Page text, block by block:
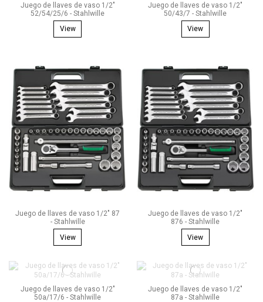
Juego de llaves de vaso 1/2"
52/54/25/6 - Stahlwille
View
Juego de llaves de vaso 1/2"
50/43/7 - Stahlwille
View
Juego de llaves de vaso 1/2" 87
- Stahlwille
View
Juego de llaves de vaso 1/2"
876 - Stahlwille
View
Juego de llaves de vaso 1/2"
50a/17/6 - Stahlwille
Juego de llaves de vaso 1/2"
87a - Stahlwille